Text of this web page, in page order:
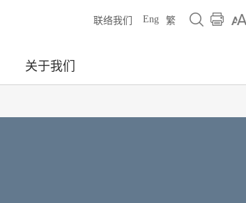
联络我们 Eng 繁
关于我们